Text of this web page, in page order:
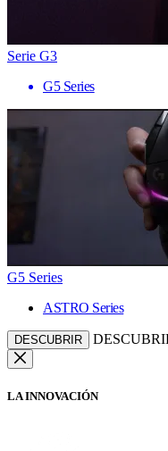
Serie G3
G5 Series
G5 Series
ASTRO Series
DESCUBRIR
LA INNOVACIÓN